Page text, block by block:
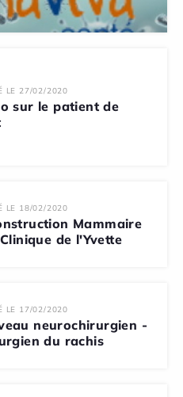
LE 27/02/2020
sur le patient de
LE 18/02/2020
Mammaire
de l'Yvette
LE 17/02/2020
neurochirurgien -
du rachis